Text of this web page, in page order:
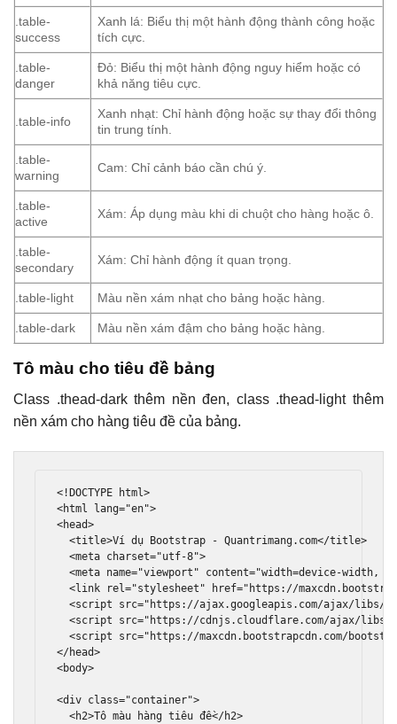
.table-
success
Xanh lá: Biểu thị một hành động thành công hoặc
tích cực.
.table-
danger
Đỏ: Biểu thị một hành động nguy hiểm hoặc có
khả năng tiêu cực.
.table-info
Xanh nhạt: Chỉ hành động hoặc sự thay đổi thông
tin trung tính.
.table-
warning
Cam: Chỉ cảnh báo cần chú ý.
.table-
active
Xám: Áp dụng màu khi di chuột cho hàng hoặc ô.
.table-
secondary
Xám: Chỉ hành động ít quan trọng.
.table-light Màu nền xám nhạt cho bảng hoặc hàng.
.table-dark Màu nền xám đậm cho bảng hoặc hàng.
Tô màu cho tiêu đề bảng
Class .thead-dark thêm nền đen, class .thead-light thêm
nền xám cho hàng tiêu đề của bảng.
<!DOCTYPE html>
<html
lang="en">
<head>
<title>Ví dụ Bootstrap - Quantrimang.com</title>
<meta charset="utf-8">
<meta name="viewport" content="width=device-width,
<link
rel="stylesheet" href="https://
<script
src="https://ajax.googleapis.com/ajax/libs/
<script
src="https://cdnjs.cloudflare.com/ajax/libs/
<script
src="https://maxcdn.bootstrapcdn.com/
</head>
<body>
<div class="container">
<h2>Tô màu hàng tiêu đề</h2>